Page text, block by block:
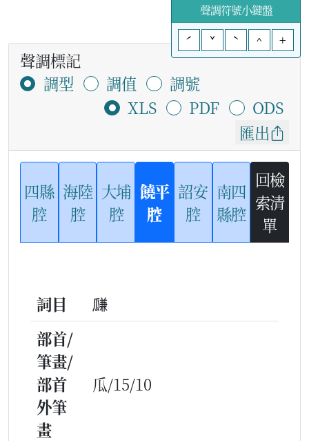
聲調符號小鍵盤
ˊ
ˇ ˋ ^ +
聲調標記
調型
調值
調號
XLS
PDF
ODS
匯出
四縣
腔
海陸
腔
大埔
腔
饒平
腔
詔安
腔
南四
縣腔
回檢
索清
單
詞目
㼓
部首/
筆畫/
部首
外筆
畫
瓜/15/10